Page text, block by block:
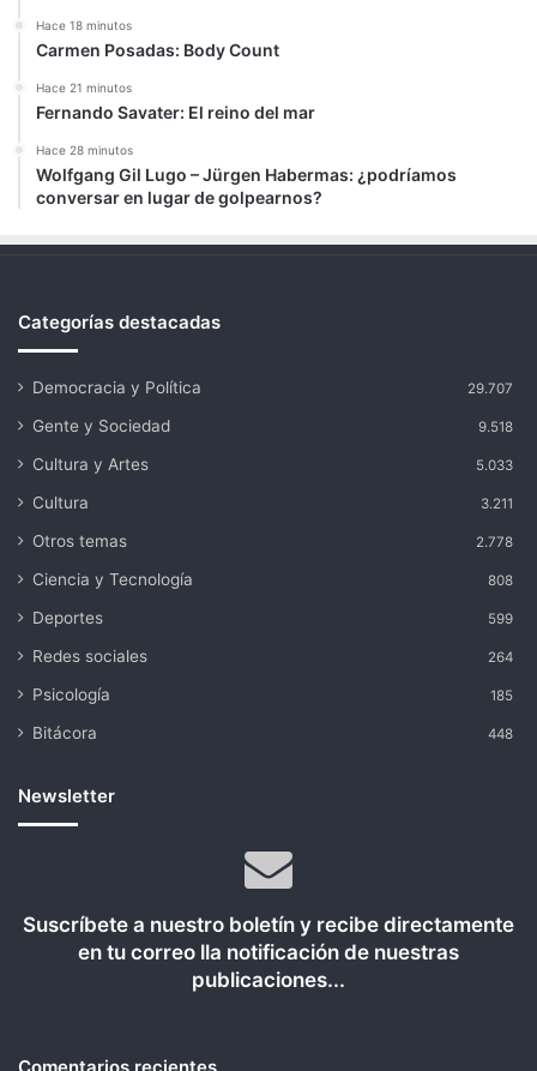
Hace 18 minutos
Carmen Posadas: Body Count
Hace 21 minutos
Fernando Savater: El reino del mar
Hace 28 minutos
Wolfgang Gil Lugo – Jürgen Habermas: ¿podríamos
conversar en lugar de golpearnos?
Categorías destacadas
Democracia y Política 29.707
Gente y Sociedad 9.518
Cultura y Artes 5.033
Cultura 3.211
Otros temas 2.778
Ciencia y Tecnología 808
Deportes 599
Redes sociales 264
Psicología 185
Bitácora 448
Newsletter
Suscríbete a nuestro boletín y recibe directamente
en tu correo lla notificación de nuestras
publicaciones...